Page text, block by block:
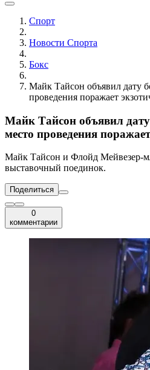
Спорт
Новости Cпорта
Бокс
Майк Тайсон объявил дату
проведения поражает
Майк Тайсон объявил
место проведения
Майк Тайсон и Флойд Мейвезер-
выставочный поединок.
Поделиться
0
комментарии